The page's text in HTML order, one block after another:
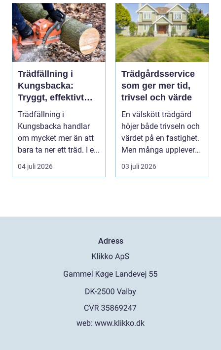
Trädfällning i
Kungsbacka:
Tryggt, effektivt
och med omtanke
om hela tomten
Trädfällning i
Kungsbacka handlar
om mycket mer än att
bara ta ner ett träd. I e...
04 juli 2026
Trädgårdsservice
som ger mer tid,
trivsel och värde
En välskött trädgård
höjer både trivseln och
värdet på en fastighet.
Men många upplever
att tiden, o...
03 juli 2026
Adress
web: www.klikko.dk